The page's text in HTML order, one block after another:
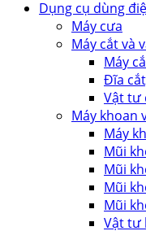
Dụng cụ dùng
Máy cưa
Máy cắt và
Máy
Đĩa
Vật tư
Máy khoan
Máy
Mũi
Mũi
Mũi
Mũi
Vật tư